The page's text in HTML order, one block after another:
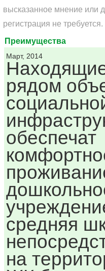
высказанное мнение или
регистрация не требуется.
Преимущества
Март, 2014
рядом
обеспечат
средняя
на